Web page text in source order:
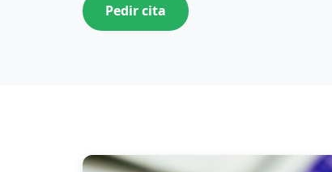
Pedir cita